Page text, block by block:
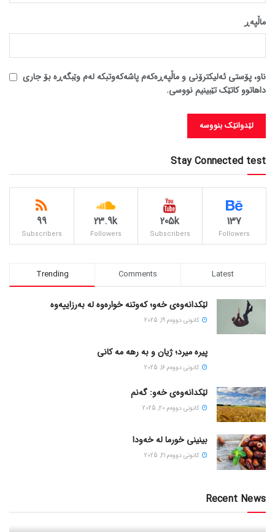
ماڵپه‌ڕ
ناو، پۆستی ئەلیکترۆنی و ماڵپەڕەکەم پاشەکەوتبکە لەم وێبگەڕە بۆ جاری
داهاتوو کاتێک تێبینیم نووسی.
Stay Connected test
137
Followers
205k
Subscribers
23.9k
Followers
99
Subscribers
Trending Comments Latest
لێکدانەوەی خەو؛ کەوتنە خوارەوە لە بەرزاییەوە
كانونی دووه‌م 19, 2025
پیره میرد؛ ژیان و به رهه مه کانی
كانونی دووه‌م 16, 2025
لێکدانەوەی خەو: گەنم
كانونی دووه‌م 20, 2025
بینینی خورما لە خەودا
كانونی دووه‌م 21, 2025
Recent News